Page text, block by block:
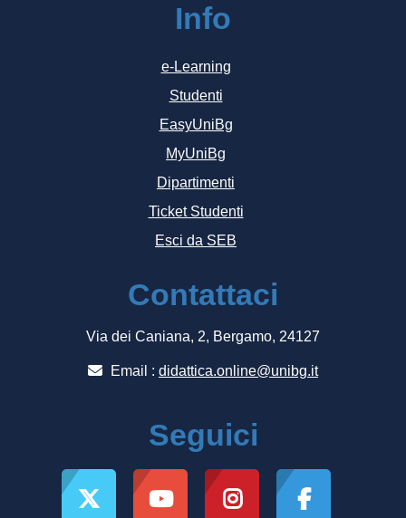
Info
e-Learning
Studenti
EasyUniBg
MyUniBg
Dipartimenti
Ticket Studenti
Esci da SEB
Contattaci
Via dei Caniana, 2, Bergamo, 24127
Email : didattica.online@unibg.it
Seguici